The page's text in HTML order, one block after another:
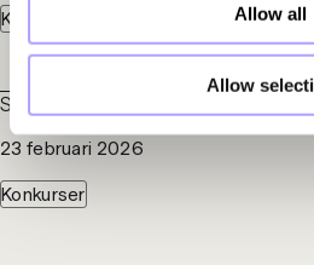
Allow all
Allow
Konkurser
23 februari 2026
Konkurser
Sileon AB (publ) och Nikste